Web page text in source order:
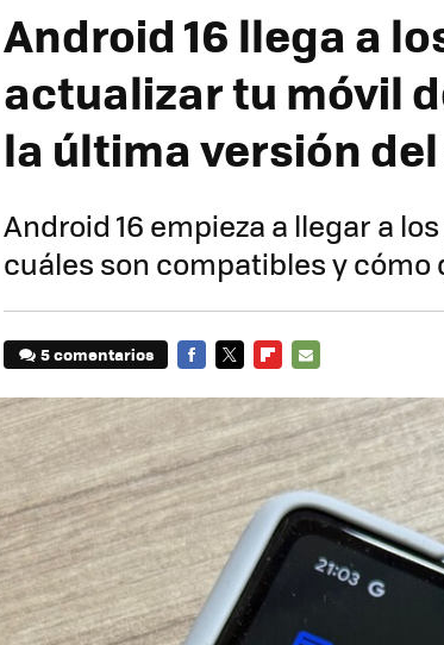
Android 16 llega a
actualizar tu móvil
la última versión
Android 16 empieza a llegar a
cuáles son compatibles y cómo
5 comentarios
MAIL